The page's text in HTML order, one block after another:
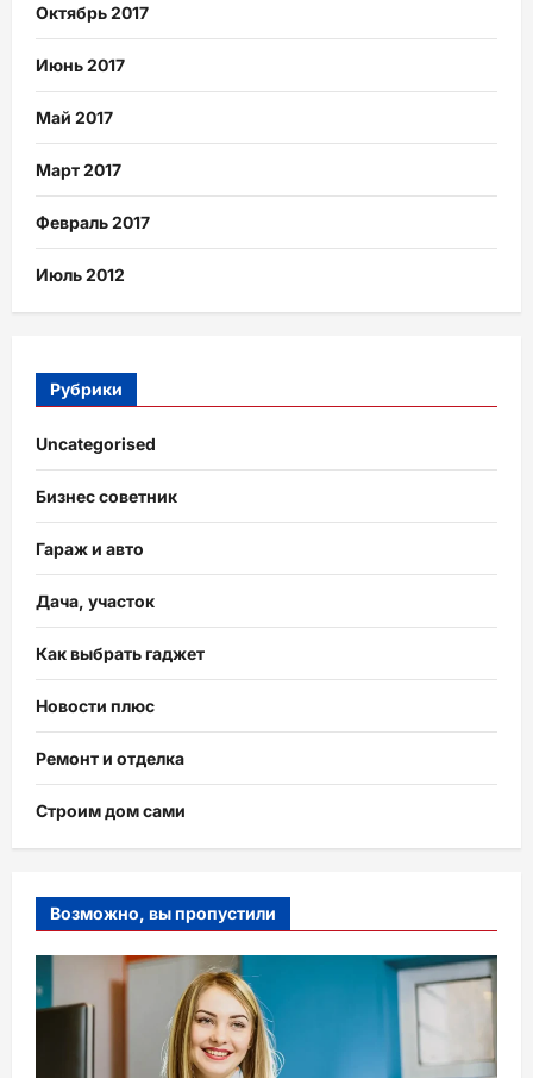
Октябрь 2017
Июнь 2017
Май 2017
Март 2017
Февраль 2017
Июль 2012
Рубрики
Uncategorised
Бизнес советник
Гараж и авто
Дача, участок
Как выбрать гаджет
Новости плюс
Ремонт и отделка
Строим дом сами
Возможно, вы пропустили